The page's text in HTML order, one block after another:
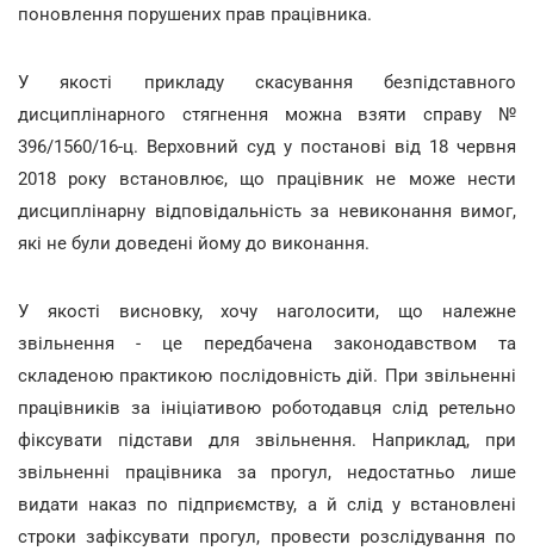
поновлення порушених прав працівника.
У якості прикладу скасування безпідставного
дисциплінарного стягнення можна взяти справу №
396/1560/16-ц. Верховний суд у постанові від 18 червня
2018 року встановлює, що працівник не може нести
дисциплінарну відповідальність за невиконання вимог,
які не були доведені йому до виконання.
У якості висновку, хочу наголосити, що належне
звільнення - це передбачена законодавством та
складеною практикою послідовність дій. При звільненні
працівників за ініціативою роботодавця слід ретельно
фіксувати підстави для звільнення. Наприклад, при
звільненні працівника за прогул, недостатньо лише
видати наказ по підприємству, а й слід у встановлені
строки зафіксувати прогул, провести розслідування по